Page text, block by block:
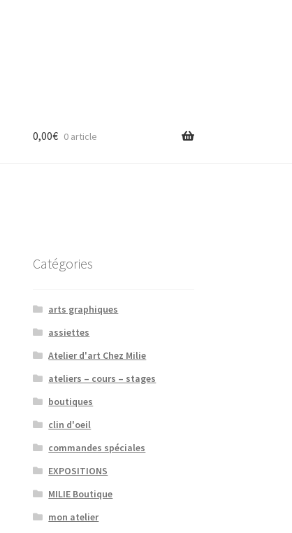
0,00€ 0 article
Catégories
arts graphiques
assiettes
Atelier d'art Chez Milie
ateliers – cours – stages
boutiques
clin d'oeil
commandes spéciales
EXPOSITIONS
MILIE Boutique
mon atelier